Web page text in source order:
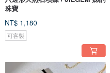
珠寶
NT$ 1,180
可客製